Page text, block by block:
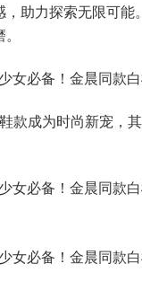
助力探索无限可
款成为时尚新宠，